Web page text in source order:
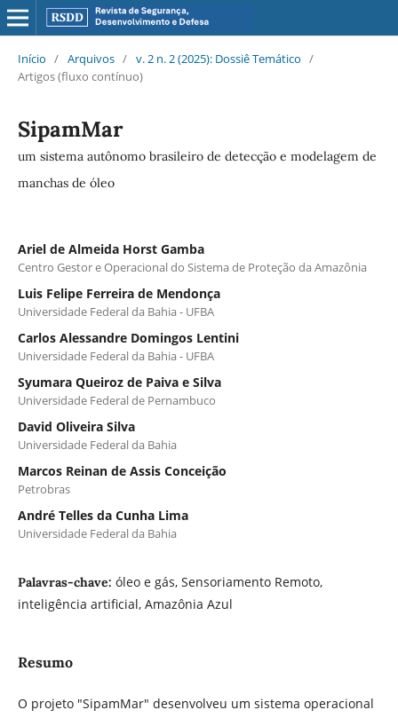
Início / Arquivos / v. 2 n. 2 (2025): Dossiê Temático /
Artigos (fluxo contínuo)
SipamMar
um sistema autônomo brasileiro de detecção e modelagem de
manchas de óleo
Ariel de Almeida Horst Gamba
Centro Gestor e Operacional do Sistema de Proteção da Amazônia
Luis Felipe Ferreira de Mendonça
Universidade Federal da Bahia - UFBA
Carlos Alessandre Domingos Lentini
Universidade Federal da Bahia - UFBA
Syumara Queiroz de Paiva e Silva
Universidade Federal de Pernambuco
David Oliveira Silva
Universidade Federal da Bahia
Marcos Reinan de Assis Conceição
Petrobras
André Telles da Cunha Lima
Universidade Federal da Bahia
Palavras-chave: óleo e gás, Sensoriamento Remoto,
inteligência artificial, Amazônia Azul
Resumo
O projeto "SipamMar" desenvolveu um sistema operacional